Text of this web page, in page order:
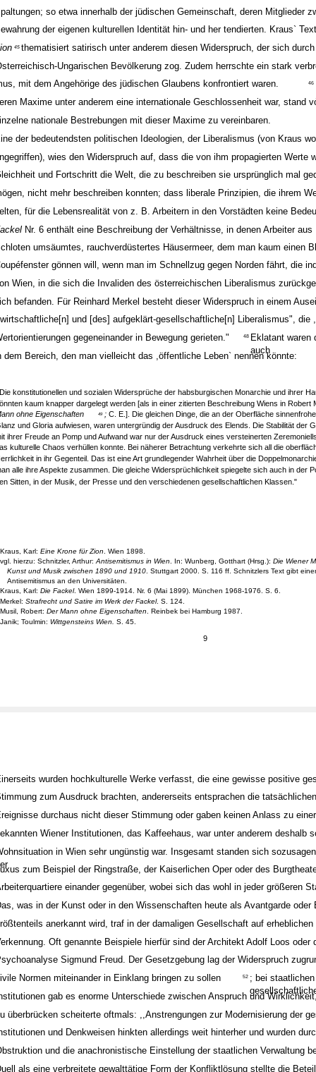
9
so etwa innerhalb der jüdischen Gemeinschaft, deren Mitglieder
der eigenen kulturellen Identität hin- und her tendierten. Kraus`
45 thematisiert satirisch unter anderem diesen Widerspruch, der sich
Ungarischen Bevölkerung zog. Zudem herrschte ein stark
mit dem Angehörige des jüdischen Glaubens konfrontiert waren.
46
Maxime unter anderem eine internationale Geschlossenheit war, stand
nationale Bestrebungen mit dieser Maxime zu vereinbaren.
der bedeutendsten politischen Ideologien, der Liberalismus (von Kraus
wies den Widerspruch auf, dass die von ihm propagierten Werte
und Fortschritt die Welt, die zu beschreiben sie ursprünglich mal
nicht mehr beschreiben konnten; dass liberale Prinzipien, die ihrem
für die Lebensrealität von z. B. Arbeitern in den Vorstädten keine
Nr. 6 enthält eine Beschreibung der Verhältnisse, in denen Arbeiter
umsäumtes, rauchverdüstertes Häusermeer, dem man kaum einen
gönnen will, wenn man im Schnellzug gegen Norden fährt, die
Wien, in die sich die Invaliden des österreichischen Liberalismus
befanden. Für Reinhard Merkel besteht dieser Widerspruch in einem
und [des] aufgeklärt-gesellschaftliche[n] Liberalismus", die
gegeneinander in Bewegung gerieten."
48 Eklatant waren
auch
dem Bereich, den man vielleicht das ,öffentliche Leben` nennen könnte:
konstitutionellen und sozialen Widersprüche der habsburgischen Monarchie und ihrer
kaum knapper dargelegt werden [als in einer zitierten Beschreibung Wiens in Robert
ohne Eigenschaften
49 ;C. E.]. Die gleichen Dinge, die an der Oberfläche
und Gloria aufwiesen, waren untergründig der Ausdruck des Elends. Die Stabilität der
ihrer Freude an Pomp und Aufwand war nur der Ausdruck eines versteinerten
kulturelle Chaos verhüllen konnte. Bei näherer Betrachtung verkehrte sich all die
in ihr Gegenteil. Das ist eine Art grundlegender Wahrheit über die
alle ihre Aspekte zusammen. Die gleiche Widersprüchlichkeit spiegelte sich auch in der
Sitten, in der Musik, der Presse und den verschiedenen gesellschaftlichen Klassen."
Kraus, Karl:Eine Krone für Zion
. Wien 1898.
vgl. hierzu: Schnitzler, Arthur:Antisemitismus in Wien . In: Wunberg, Gotthart (Hrsg.):Die Wiener
Kunst und Musik zwischen 1890 und 1910. Stuttgart 2000. S. 116 ff. Schnitzlers Text gibt
Antisemitismus an den Universitäten.
Kraus, Karl:Die Fackel. Wien 1899-1914. Nr. 6 (Mai 1899). München 1968-1976. S. 6.
Merkel:Strafrecht und Satire im Werk der Fackel. S. 124.
Musil, Robert:Der Mann ohne Eigenschaften
. Reinbek bei Hamburg 1987.
Janik; Toulmin:Wittgensteins Wien. S. 45.
wurden hochkulturelle Werke verfasst, die eine gewisse positive
zum Ausdruck brachten, andererseits entsprachen die
durchaus nicht dieser Stimmung oder gaben keinen Anlass zu
Wiener Institutionen, das Kaffeehaus, war unter anderem deshalb
in Wien sehr ungünstig war. Insgesamt standen sich
zum Beispiel der Ringstraße, der Kaiserlichen Oper oder des
einander gegenüber, wobei sich das wohl in jeder größeren
was in der Kunst oder in den Wissenschaften heute als Avantgarde oder
anerkannt wird, traf in der damaligen Gesellschaft auf erheblichen
Oft genannte Beispiele hierfür sind der Architekt Adolf Loos oder
Sigmund Freud. Der Gesetzgebung lag der Widerspruch
Normen miteinander in Einklang bringen zu sollen
52 ; bei
gab es enorme Unterschiede zwischen Anspruch und
überbrücken scheiterte oftmals: ,,Anstrengungen zur Modernisierung der
und Denkweisen hinkten allerdings weit hinterher und wurden
und die anachronistische Einstellung der staatlichen Verwaltung
als eine verbreitete gewalttätige Form der Konfliktlösung stellte die